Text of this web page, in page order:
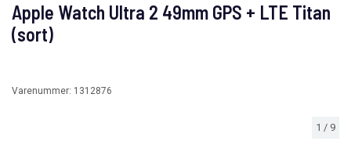
1 / 9
Apple Watch Ultra 2 49mm GPS + LTE Titan
(sort)
Varenummer: 1312876